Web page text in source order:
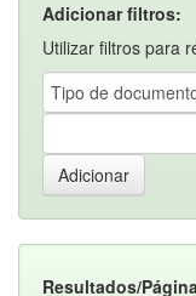
Adicionar filtros:
Utilizar filtros para
Resultados/Página